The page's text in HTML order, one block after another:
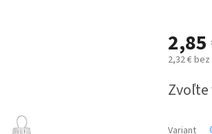
2,85
2,32 € bez
cena:
Variant